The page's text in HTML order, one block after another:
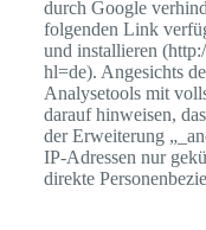
durch Google
folgenden Link
und installieren
hl=de). Angesichts
Analysetools mit
darauf hinweisen,
der Erweiterung
IP-Adressen nur
direkte